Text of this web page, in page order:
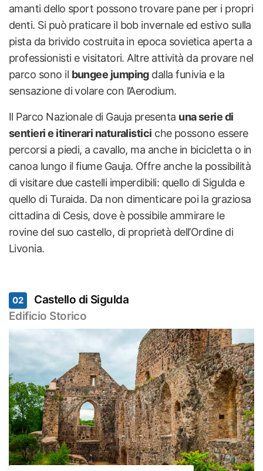
amanti dello sport possono trovare pane per i propri
denti. Si può praticare il bob invernale ed estivo sulla
pista da brivido costruita in epoca sovietica aperta a
professionisti e visitatori. Altre attività da provare nel
parco sono il bungee jumpingdalla funivia e la
sensazione di volare con l’Aerodium.
Il Parco Nazionale di Gauja presenta una serie di
sentieri e itinerari naturalistici che possono essere
percorsi a piedi, a cavallo, ma anche in bicicletta o in
canoa lungo il fiume Gauja. Offre anche la possibilità
di visitare due castelli imperdibili: quello di Sigulda e
quello di Turaida. Da non dimenticare poi la graziosa
cittadina di Cesis, dove è possibile ammirare le
rovine del suo castello, di proprietà dell’Ordine di
Livonia.
02
Castello di Sigulda
Edificio Storico